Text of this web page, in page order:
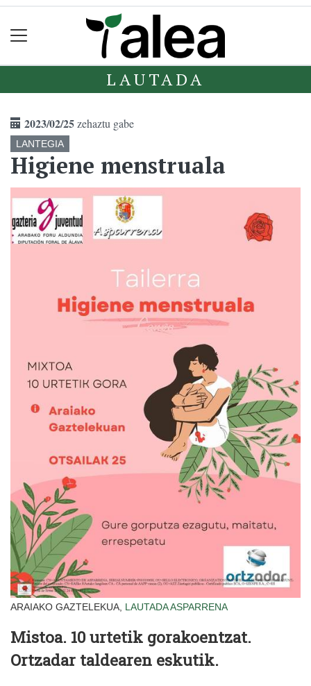
LAUTADA
2023/02/25zehaztu gabe
LANTEGIA
Higiene menstruala
ARAIAKO GAZTELEKUA, LAUTADAASPARRENA
Mistoa. 10 urtetik gorakoentzat.
Ortzadar taldearen eskutik.